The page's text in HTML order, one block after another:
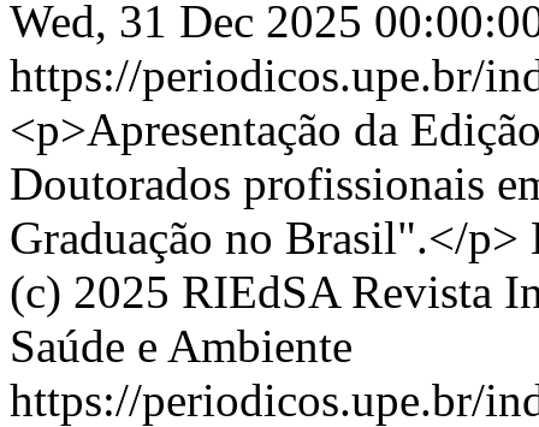
Wed, 31 Dec 2025
https://periodicos.upe.br/
<p>Apresentação da
Doutorados profissionais
Graduação no Brasil".</p>
(c) 2025 RIEdSA Revista
Saúde e Ambiente
https://periodicos.upe.br/